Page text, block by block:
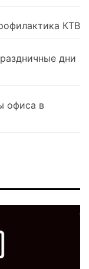
КТВ
дни
офиса в